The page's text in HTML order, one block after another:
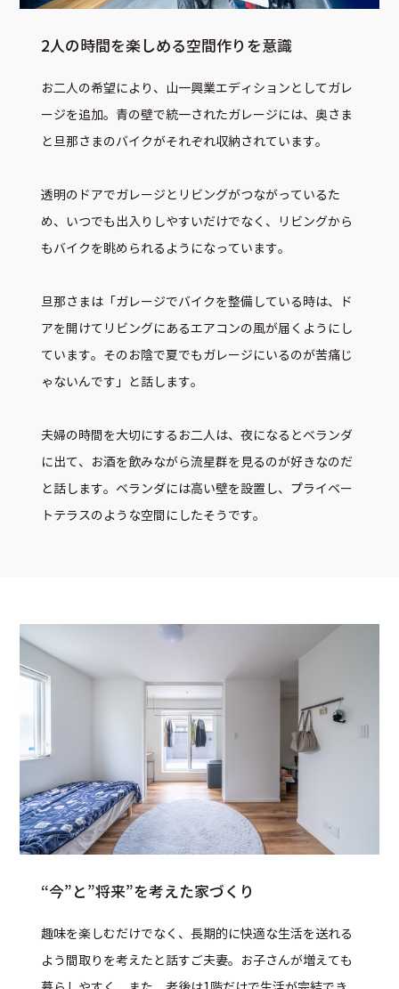
2人の時間を楽しめる空間作りを意識
お二人の希望により、山一興業エディションとしてガレ
ージを追加。青の壁で統一されたガレージには、奥さま
と旦那さまのバイクがそれぞれ収納されています。
透明のドアでガレージとリビングがつながっているた
め、いつでも出入りしやすいだけでなく、リビングから
もバイクを眺められるようになっています。
旦那さまは「ガレージでバイクを整備している時は、ド
アを開けてリビングにあるエアコンの風が届くようにし
ています。そのお陰で夏でもガレージにいるのが苦痛じ
ゃないんです」と話します。
夫婦の時間を大切にするお二人は、夜になるとベランダ
に出て、お酒を飲みながら流星群を見るのが好きなのだ
と話します。ベランダには高い壁を設置し、プライベー
トテラスのような空間にしたそうです。
“今”と”将来”を考えた家づくり
趣味を楽しむだけでなく、長期的に快適な生活を送れる
よう間取りを考えたと話すご夫妻。お子さんが増えても